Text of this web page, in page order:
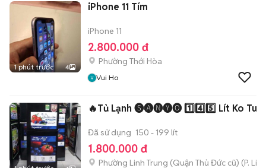
1 phút trước 4
iPhone 11 Tím
iPhone 11
2.800.000 đ
Phường Thới Hòa
Vui Ho
🔥Tủ Lạnh 🅢🅐🅝🅨🅞 1️⃣4️⃣5️⃣ Lít Ko
Đã sử dụng 150 - 199 lít
1.800.000 đ
Phường Linh Trung (Quận Thủ Đức cũ) (P.